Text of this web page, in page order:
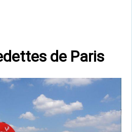
de Paris